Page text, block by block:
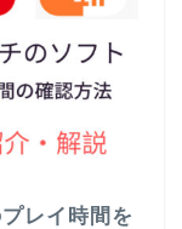
レイ時間を